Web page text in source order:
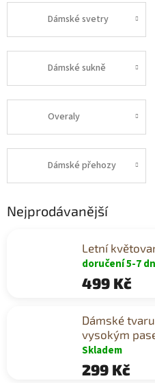
Dámské svetry
Dámské sukně
Overaly
Dámské přehozy
Nejprodávanější
Letní
doručení 5-7
499 Kč
Dámské
vysokým
Skladem
299 Kč